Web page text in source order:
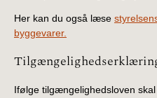
Her kan du også læse
byggevarer.
Ifølge tilgængelighedsloven